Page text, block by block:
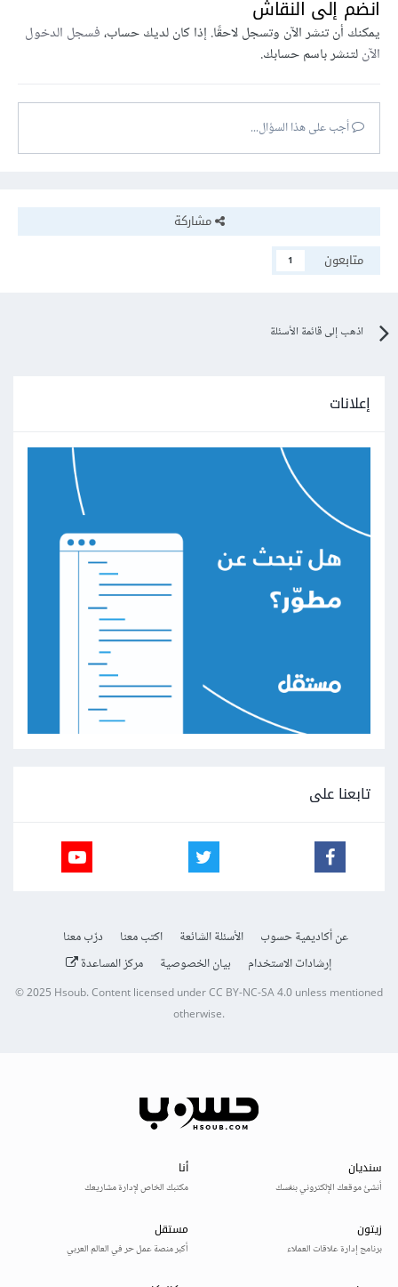
انضم إلى النقاش
يمكنك أن تنشر الآن وتسجل لاحقًا. إذا كان لديك حساب،فسجل الدخول
الآنلتنشر باسم حسابك.
أجب على هذا السؤال...
مشاركة
متابعون
1
اذهب إلى قائمة الأسئلة
إعلانات
تابعنا على
عن أكاديمية حسوب الأسئلة الشائعة اكتب معنا
درّب معنا
إرشادات الاستخدام
بيان الخصوصية مركز المساعدة
© 2025Hsoub.Content licensed underCC BY-NC-SA 4.0unless mentioned
otherwise.